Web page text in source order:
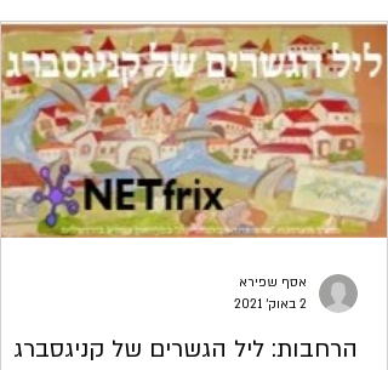
הרחבות: ליל הגשרים של קניגסברג
אסף שפירא
2 באוק׳ 2021